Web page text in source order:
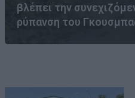
βλέπει την
ρύπανση του